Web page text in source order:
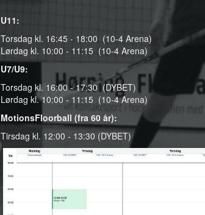
U11:
Torsdag kl. 16:45 - 18:00 (10-4 Arena)
Lørdag kl. 10:00 - 11:15 (10-4 Arena)
U7/U9:
Torsdag kl. 16:00 - 17:30 (DYBET)
Lørdag kl. 10:00 - 11:15 (10-4 Arena)
MotionsFloorball (fra 60 år):
Tirsdag kl. 12:00 - 13:30 (DYBET)